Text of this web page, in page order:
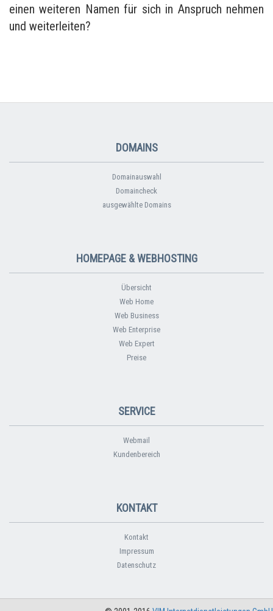
einen weiteren Namen für sich in Anspruch nehmen
und weiterleiten?
DOMAINS
Domainauswahl
Domaincheck
ausgewählte Domains
HOMEPAGE & WEBHOSTING
Übersicht
Web Home
Web Business
Web Enterprise
Web Expert
Preise
SERVICE
Webmail
Kundenbereich
KONTAKT
Kontakt
Impressum
Datenschutz